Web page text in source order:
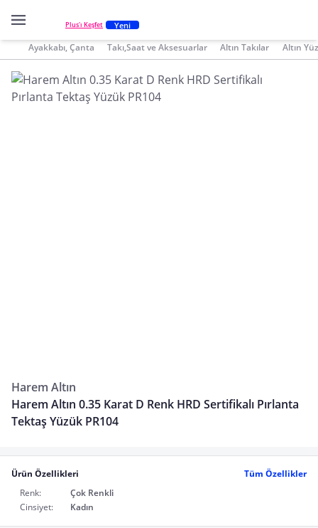
Plus'ı Keşfet Yeni
Ayakkabı, Çanta Takı,Saat ve Aksesuarlar Altın Takılar Altın
Harem Altın
Harem Altın 0.35 Karat D Renk HRD Sertifikalı Pırlanta
Tektaş Yüzük PR104
Ürün Özellikleri
Tüm Özellikler
Renk:
Çok Renkli
Cinsiyet:
Kadın